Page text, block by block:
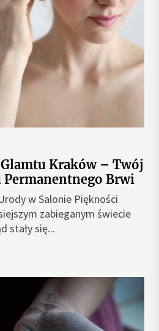
Kraków – Twój
Permanentnego Brwi
w Salonie Piękności
zabieganym świecie
stały się...